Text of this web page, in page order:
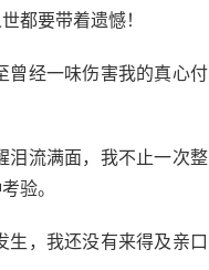
都要带着遗憾！
曾经一味伤害我的真心付
泪流满面，我不止一次整
验。
，我还没有来得及亲口